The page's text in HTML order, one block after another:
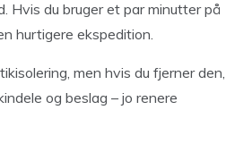
Hvis du bruger et par minutter på
hurtigere ekspedition.
men hvis du fjerner den,
og beslag – jo renere